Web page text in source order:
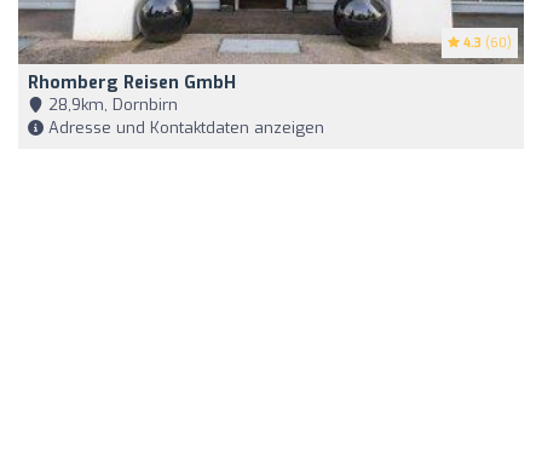
4.3 (60)
Rhomberg Reisen GmbH
28,9km, Dornbirn
Adresse und Kontaktdaten anzeigen